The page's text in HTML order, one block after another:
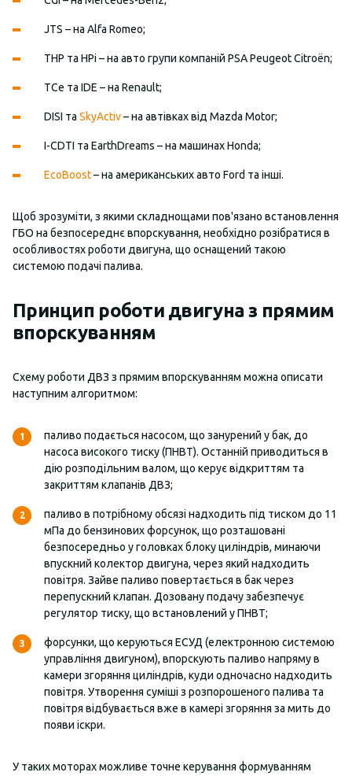
JTS – на Alfa Romeo;
THP та HPi – на авто групи компаній PSA Peugeot Citroën;
TCe та IDE – на Renault;
DISI та SkyActiv– на автівках від Mazda Motor;
I-CDTI та EarthDreams – на машинах Honda;
EcoBoost– на американських авто Ford та інші.
Щоб зрозуміти, з якими складнощами пов'язано встановлення
ГБО на безпосереднє впорскування, необхідно розібратися в
особливостях роботи двигуна, що оснащений такою
системою подачі палива.
Принцип роботи двигуна з прямим
впорскуванням
Схему роботи ДВЗ з прямим впорскуванням можна описати
наступним алгоритмом:
паливо подається насосом, що занурений у бак, до
насоса високого тиску (ПНВТ). Останній приводиться в
дію розподільним валом, що керує відкриттям та
закриттям клапанів ДВЗ;
паливо в потрібному обсязі надходить під тиском до 11
мПа до бензинових форсунок, що розташовані
безпосередньо у головках блоку циліндрів, минаючи
впускний колектор двигуна, через який надходить
повітря. Зайве паливо повертається в бак через
перепускний клапан. Дозовану подачу забезпечує
регулятор тиску, що встановлений у ПНВТ;
форсунки, що керуються ЕСУД (електронною системою
управління двигуном), впорскують паливо напряму в
камери згоряння циліндрів, куди одночасно надходить
повітря. Утворення суміші з розпорошеного палива та
повітря відбувається вже в камері згоряння за мить до
появи іскри.
У таких моторах можливе точне керування формуванням